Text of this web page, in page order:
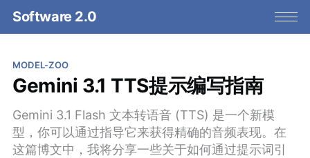
Software 2.0
MODEL-ZOO
Gemini 3.1 TTS提示编写指南
Gemini 3.1 Flash 文本转语音 (TTS) 是一个新模
型，你可以通过指导它来获得精确的音频表现。在
这篇博文中，我将分享一些关于如何通过提示词引